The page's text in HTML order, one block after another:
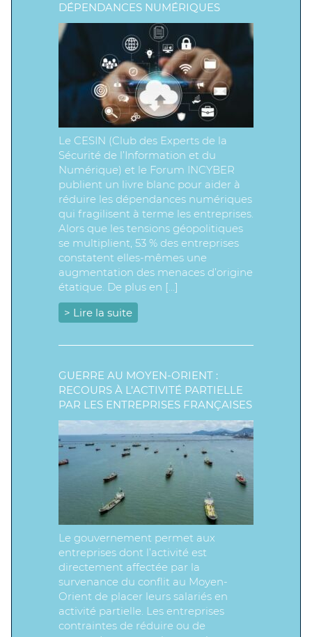
DÉPENDANCES NUMÉRIQUES
Le CESIN (Club des Experts de la
Sécurité de l’Information et du
Numérique) et le Forum INCYBER
publient un livre blanc pour aider à
réduire les dépendances numériques
qui fragilisent à terme les entreprises.
Alors que les tensions géopolitiques
se multiplient, 53 % des entreprises
constatent elles-mêmes une
augmentation des menaces d’origine
étatique. De plus en […]
> Lire la suite
GUERRE AU MOYEN-ORIENT :
RECOURS À L’ACTIVITÉ PARTIELLE
PAR LES ENTREPRISES FRANÇAISES
Le gouvernement permet aux
entreprises dont l’activité est
directement affectée par la
survenance du conflit au Moyen-
Orient de placer leurs salariés en
activité partielle. Les entreprises
contraintes de réduire ou de